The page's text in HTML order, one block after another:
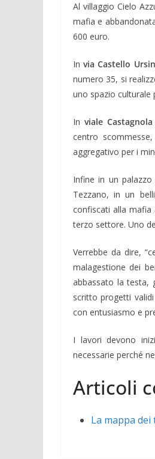
Al villaggio Cielo
mafia e
600 euro.
In via Castello
numero 35, si
uno spazio culturale
In viale Castagnola
centro
aggregativo per i
Infine in un
Tezzano, in un
confiscati alla mafia
terzo settore. Uno
Verrebbe da dire,
malagestione dei
abbassato la testa,
scritto progetti
con entusiasmo e
I lavori devono
necessarie perché
Articoli
La mappa